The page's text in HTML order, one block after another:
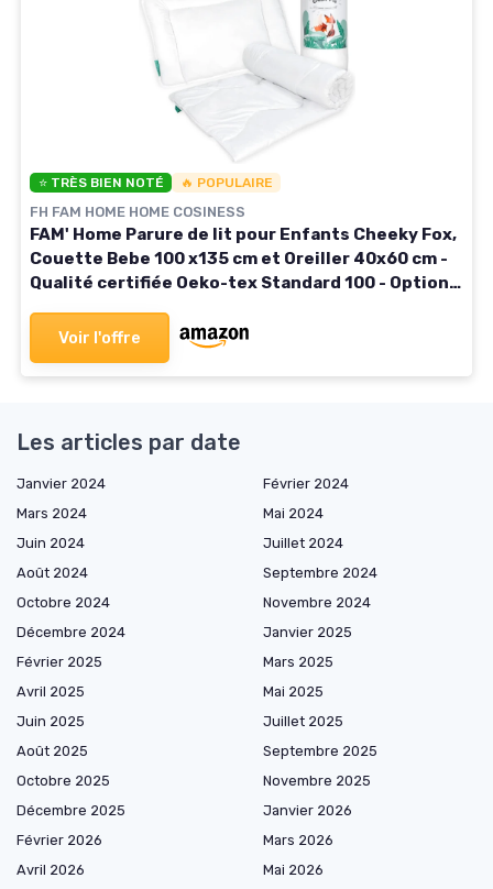
⭐ TRÈS BIEN NOTÉ 🔥 POPULAIRE
FH FAM HOME HOME COSINESS
FAM' Home Parure de lit pour Enfants Cheeky Fox,
Couette Bebe 100 x135 cm et Oreiller 40x60 cm -
Qualité certifiée Oeko-tex Standard 100 - Option
100 x135 cm Couette
Voir l'offre
Les articles par date
Janvier 2024
Février 2024
Mars 2024
Mai 2024
Juin 2024
Juillet 2024
Août 2024
Septembre 2024
Octobre 2024
Novembre 2024
Décembre 2024
Janvier 2025
Février 2025
Mars 2025
Avril 2025
Mai 2025
Juin 2025
Juillet 2025
Août 2025
Septembre 2025
Octobre 2025
Novembre 2025
Décembre 2025
Janvier 2026
Février 2026
Mars 2026
Avril 2026
Mai 2026